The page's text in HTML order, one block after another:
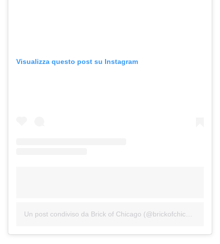
Visualizza questo post su Instagram
Un post condiviso da Brick of Chicago (@brickofchicago)